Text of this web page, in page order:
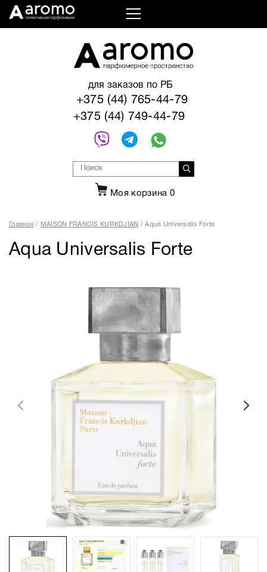
для заказов по РБ
+375 (44) 765-44-79
+375 (44) 749-44-79
Моя корзина 0
Главная MAISON FRANCIS KURKDJIAN Aqua Universalis Forte
Aqua Universalis Forte